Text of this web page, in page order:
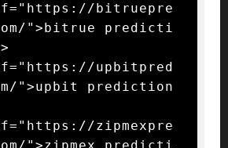
bitruepre
">bitrue predicti
upbitpred
">upbit prediction
zipmexpre